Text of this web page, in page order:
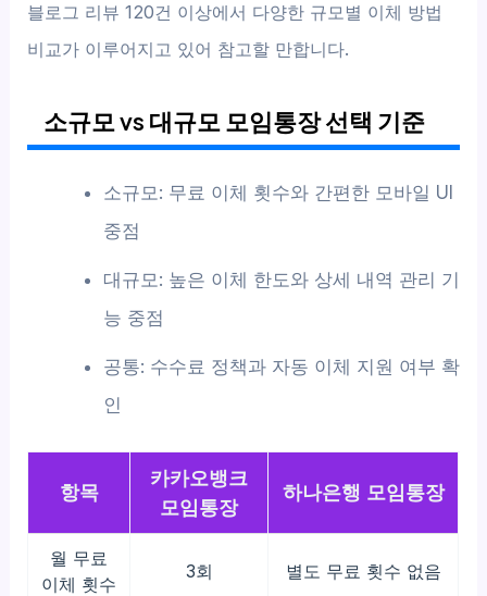
블로그 리뷰 120건 이상에서 다양한 규모별 이체 방법
비교가 이루어지고 있어 참고할 만합니다.
소규모 vs 대규모 모임통장 선택 기준
소규모: 무료 이체 횟수와 간편한 모바일 UI
중점
대규모: 높은 이체 한도와 상세 내역 관리 기
능 중점
공통: 수수료 정책과 자동 이체 지원 여부 확
인
항목
카카오뱅크
모임통장
하나은행 모임통장
월 무료
이체 횟수
3회 별도 무료 횟수 없음